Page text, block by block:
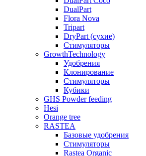
DualPart
Flora Nova
Tripart
DryPart (сухие)
Стимуляторы
GrowthTechnology
Удобрения
Клонирование
Стимуляторы
Кубики
GHS Powder feeding
Hesi
Orange tree
RASTEA
Базовые удобрения
Стимуляторы
Rastea Organic